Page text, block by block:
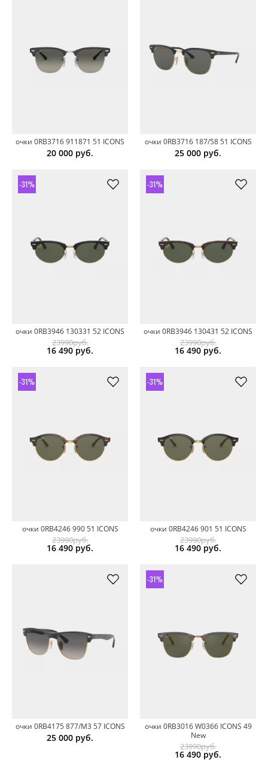
очки 0RB3716 911871 51 ICONS
20 000 руб.
очки 0RB3716 187/58 51 ICONS
25 000 руб.
-31%
очки 0RB3946 130331 52 ICONS
23990руб.
16 490 руб.
-31%
очки 0RB3946 130431 52 ICONS
23990руб.
16 490 руб.
-31%
очки 0RB4246 990 51 ICONS
23990руб.
16 490 руб.
-31%
очки 0RB4246 901 51 ICONS
23990руб.
16 490 руб.
очки 0RB4175 877/M3 57 ICONS
25 000 руб.
-31%
очки 0RB3016 W0366 ICONS 49
New
23990руб.
16 490 руб.